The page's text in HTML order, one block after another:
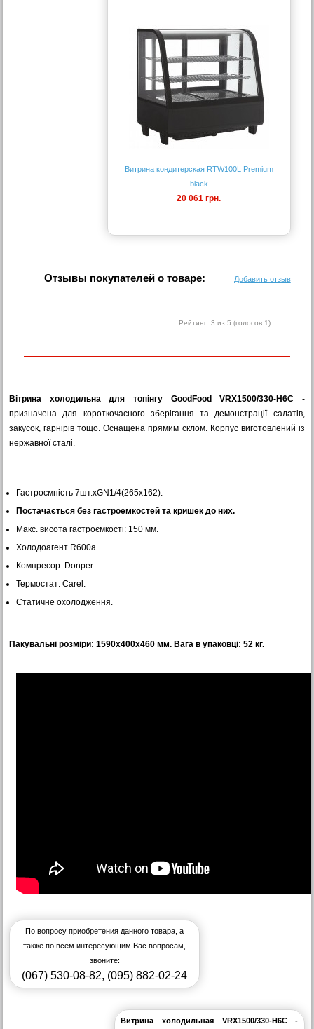
Витрина кондитерская RTW100L Premium
black
20 061 грн.
Отзывы покупателей о товаре: Добавить отзыв
Рейтинг: 3 из 5 (голосов 1)
Вітрина холодильна для топінгу GoodFood VRX1500/330-H6C -
призначена для короткочасного зберігання та демонстрації салатів,
закусок, гарнірів тощо. Оснащена прямим склом. Корпус виготовлений із
нержавної сталі.
Гастроємність 7шт.хGN1/4(265x162).
Постачається без гастроемкостей та кришек до них.
Макс. висота гастроємкості: 150 мм.
Холодоагент R600a.
Компресор: Donper.
Термостат: Carel.
Статичне охолодження.
Пакувальні розміри: 1590х400х460 мм. Вага в упаковці: 52 кг.
По вопросу приобретения данного товара, а
также по всем интересующим Вас вопросам,
звоните:
(067) 530-08-82, (095) 882-02-24
Витрина холодильная VRX1500/330-H6C -